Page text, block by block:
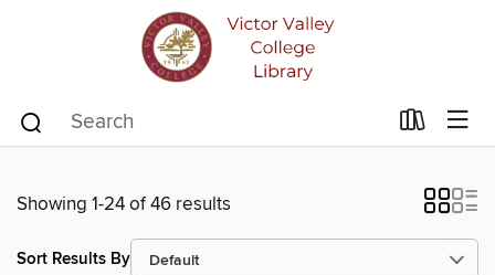
Showing 1-24 of 46 results
Sort Results By